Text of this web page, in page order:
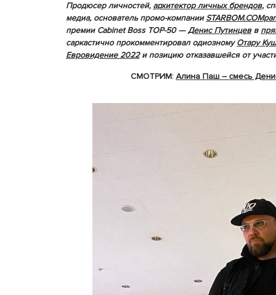
Продюсер личностей, архитектор личных брендов,
медиа, основатель промо-компании
премии Cabinet Boss TOP-50 —Денис Путинцевв
саркастично прокомментировал одиозномуОтару
Евровидение 2022и позицию отказавшейся от
СМОТРИМ: Алина Паш – смесь